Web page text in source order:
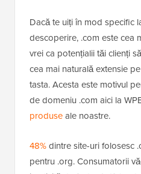
Dacă te uiți în mod specific
descoperire, .com este cea
vrei ca potențialii tăi clienți
cea mai naturală extensie
tasta. Acesta este motivul
de domeniu .com aici la
produseale noastre.
48%dintre site-uri folosesc
pentru .org. Consumatorii